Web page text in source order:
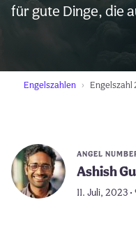
für gute Dinge, die
Engelszahlen Engelszahl
ANGEL
Ashish
11. Juli, 2023